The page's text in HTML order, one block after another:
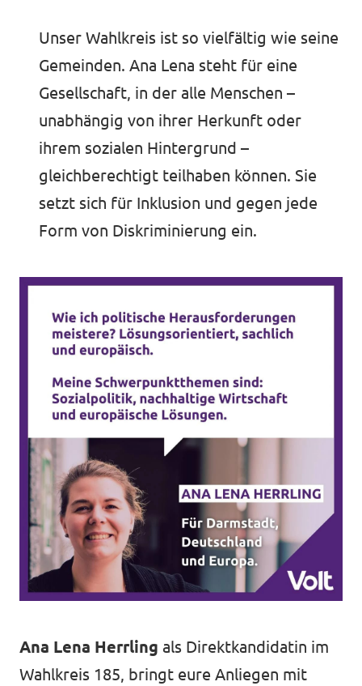
Unser Wahlkreis ist so vielfältig wie seine
Gemeinden. Ana Lena steht für eine
Gesellschaft, in der alle Menschen –
unabhängig von ihrer Herkunft oder
ihrem sozialen Hintergrund –
gleichberechtigt teilhaben können. Sie
setzt sich für Inklusion und gegen jede
Form von Diskriminierung ein.
Ana Lena Herrling als Direktkandidatin im
Wahlkreis 185, bringt eure Anliegen mit